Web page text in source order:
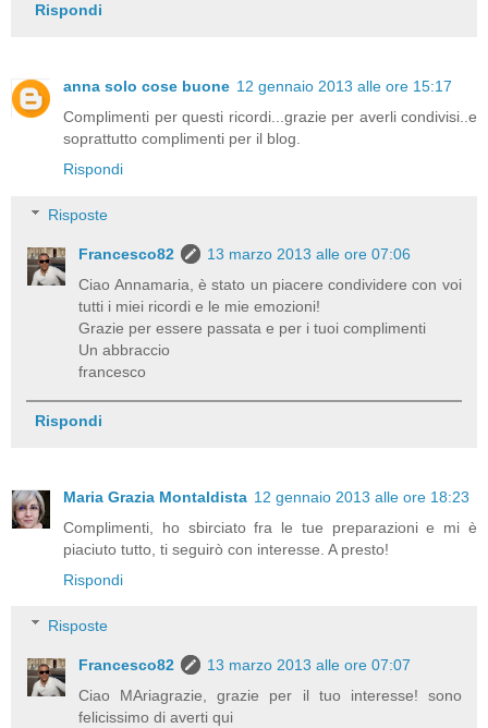
Rispondi
anna solo cose buone 12 gennaio 2013 alle ore 15:17
Complimenti per questi ricordi...grazie per averli condivisi..e
soprattutto complimenti per il blog.
Rispondi
Risposte
Francesco82
13 marzo 2013 alle ore 07:06
Ciao Annamaria, è stato un piacere condividere con voi
tutti i miei ricordi e le mie emozioni!
Grazie per essere passata e per i tuoi complimenti
Un abbraccio
francesco
Rispondi
Maria Grazia Montaldista 12 gennaio 2013 alle ore 18:23
Complimenti, ho sbirciato fra le tue preparazioni e mi è
piaciuto tutto, ti seguirò con interesse. A presto!
Rispondi
Risposte
Francesco82
13 marzo 2013 alle ore 07:07
Ciao MAriagrazie, grazie per il tuo interesse! sono
felicissimo di averti qui